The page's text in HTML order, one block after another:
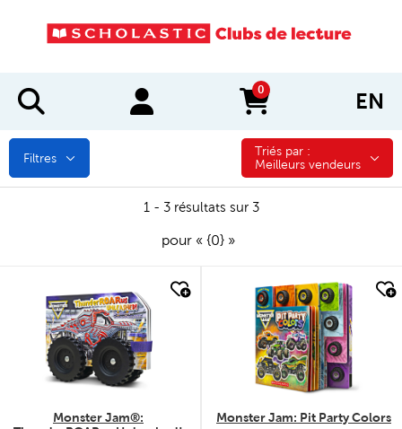
0
items in cart EN
Filtres Triés par :
Triés par :
Meilleurs vendeurs
1 - 3 résultats sur 3
pour « {0} »
Monster Jam®:
quick look
Monster Jam: Pit Party Colors